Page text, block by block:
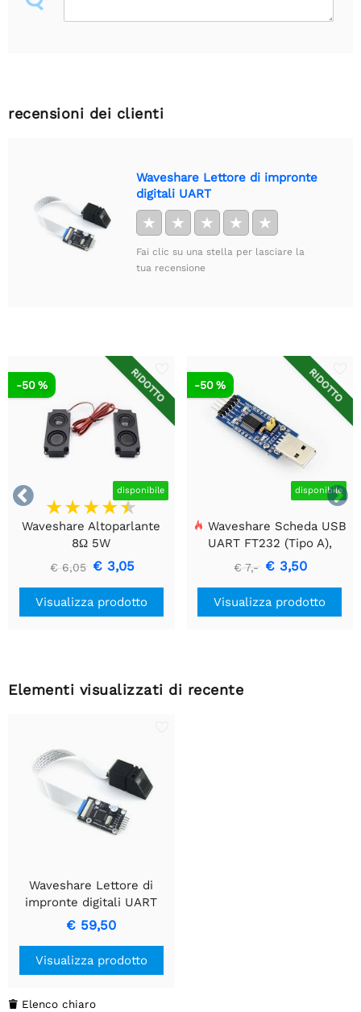
recensioni dei clienti
Waveshare Lettore di impronte
digitali UART
★ ★ ★ ★ ★
Fai clic su una stella per lasciare la
tua recensione


RIDOTTO
disponibile
-50 %
Waveshare Altoparlante
8Ω 5W
€ 6,05 € 3,05
Visualizza prodotto
RIDOTTO
disponibile
-50 %
Waveshare Scheda USB
UART FT232 (Tipo A),
Modulo di Comunicazione
USB a TTL (UART)
€ 7,- € 3,50
Visualizza prodotto
Elementi visualizzati di recente
Waveshare Lettore di
impronte digitali UART
€ 59,50
Visualizza prodotto
 Elenco chiaro